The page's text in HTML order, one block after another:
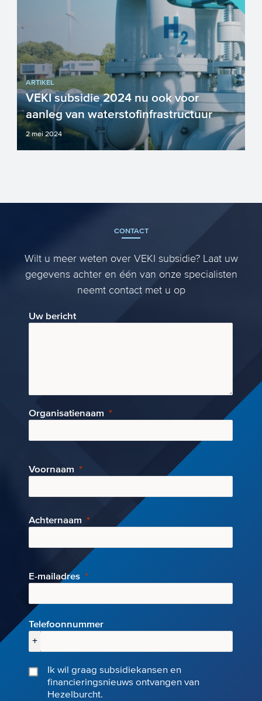
ARTIKEL
VEKI subsidie 2024 nu ook voor
aanleg van waterstofinfrastructuur
2 mei 2024
aanleg van infrastructuu...
CONTACT
Wilt u meer weten over VEKI subsidie? Laat uw
gegevens achter en één van onze specialisten
neemt contact met u op
Uw bericht
Organisatienaam
Voornaam
Achternaam
E-mailadres
Telefoonnummer
+
Ik wil graag subsidiekansen en
financieringsnieuws ontvangen van
Hezelburcht.